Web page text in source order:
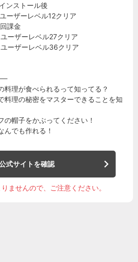
ンストール後
ーザーレベル12クリア
課金
ーザーレベル27クリア
ーザーレベル36クリア
料理が食べられるって知ってる？
料理の秘密をマスターできることを知
の帽子をかぶってください！
んでも作れる！
式サイトを確認
ませんので、ご注意ください。